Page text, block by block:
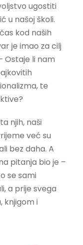
ugostiti
u našoj školi.
kod naših
je imao za cilj
Ostaje li nam
te
njih, naši
već su
bez daha. A
pitanja bio je –
se sami
a prije svega
knjigom i